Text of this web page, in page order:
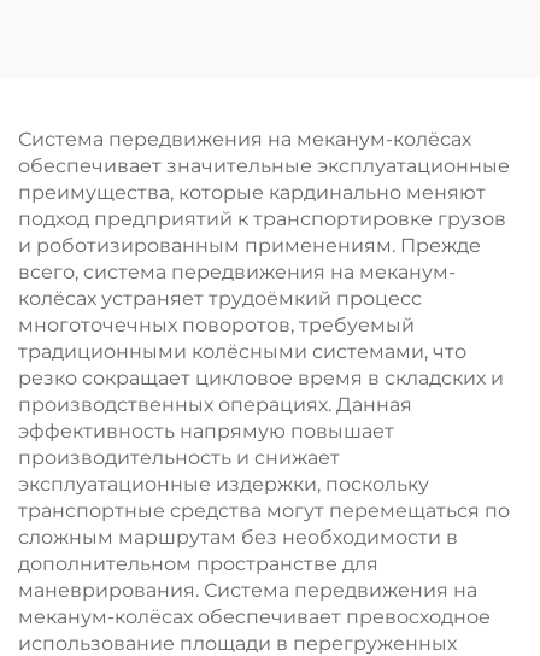
заказ
Система передвижения на меканум-колёсах
обеспечивает значительные эксплуатационные
преимущества, которые кардинально меняют
подход предприятий к транспортировке грузов
и роботизированным применениям. Прежде
всего, система передвижения на меканум-
колёсах устраняет трудоёмкий процесс
многоточечных поворотов, требуемый
традиционными колёсными системами, что
резко сокращает цикловое время в складских и
производственных операциях. Данная
эффективность напрямую повышает
производительность и снижает
эксплуатационные издержки, поскольку
транспортные средства могут перемещаться по
сложным маршрутам без необходимости в
дополнительном пространстве для
маневрирования. Система передвижения на
меканум-колёсах обеспечивает превосходное
использование площади в перегруженных